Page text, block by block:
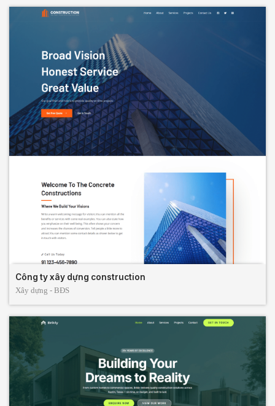
Công ty xây dựng construction
Xây dựng - BĐS